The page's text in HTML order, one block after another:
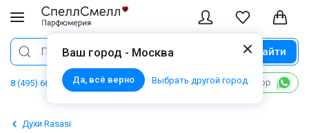
Ваш город - Москва
Да, всё верно Выбрать другой город
Поиск Найти
8 (495) 668 06 02 Написать в WhatsApp
Духи Rasasi